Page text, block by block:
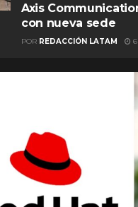
Axis
con nueva sede
POR REDACCIÓN LATAM